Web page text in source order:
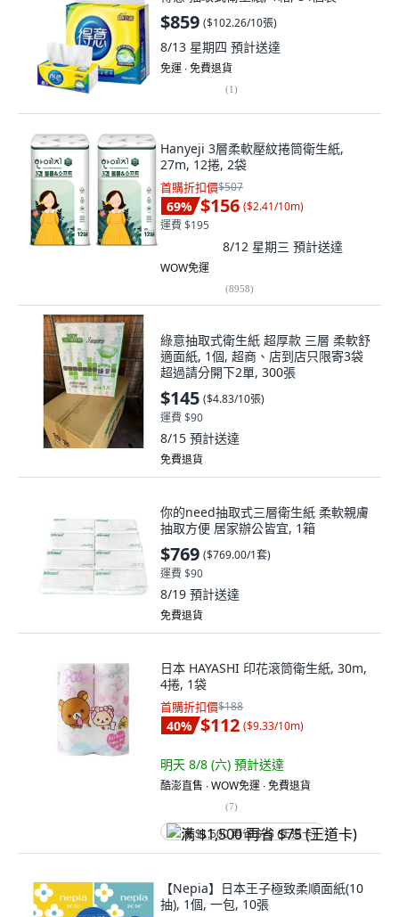
$859 ($102.26/10張)
8/13 星期四 預計送達
免運 ∙ 免費退貨
(1)
Hanyeji 3層柔軟壓紋捲筒衛生紙,
27m, 12捲, 2袋
首購折扣價$507
69% $156 ($2.41/10m)
運費 $195
8/12 星期三 預計送達
WOW免運
(8958)
綠意抽取式衛生紙 超厚款 三層 柔軟舒
適面紙, 1個, 超商、店到店只限寄3袋
超過請分開下2單, 300張
$145 ($4.83/10張)
運費 $90
8/15 預計送達
免費退貨
你的need抽取式三層衛生紙 柔軟親膚
抽取方便 居家辦公皆宜, 1箱
$769 ($769.00/1套)
運費 $90
8/19 預計送達
免費退貨
日本 HAYASHI 印花滾筒衛生紙, 30m,
4捲, 1袋
首購折扣價$188
40% $112 ($9.33/10m)
明天 8/8 (六) 預計送達
酷澎直售 ∙ WOW免運 ∙ 免費退貨
(7)
满 $1,500 再省 $75 (王道卡)
【Nepia】日本王子極致柔順面紙(10
抽), 1個, 一包, 10張